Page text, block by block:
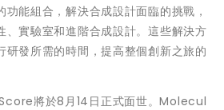
能組合，解決合成設計面臨的挑戰，
、實驗室和進階合成設計。這些解決方
研發所需的時間，提高整個創新之旅的
將於8月14日正式面世。Molecul